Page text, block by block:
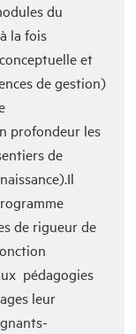
du
la fois
et
de gestion)
profondeur les
de
de rigueur de
pédagogies
leur